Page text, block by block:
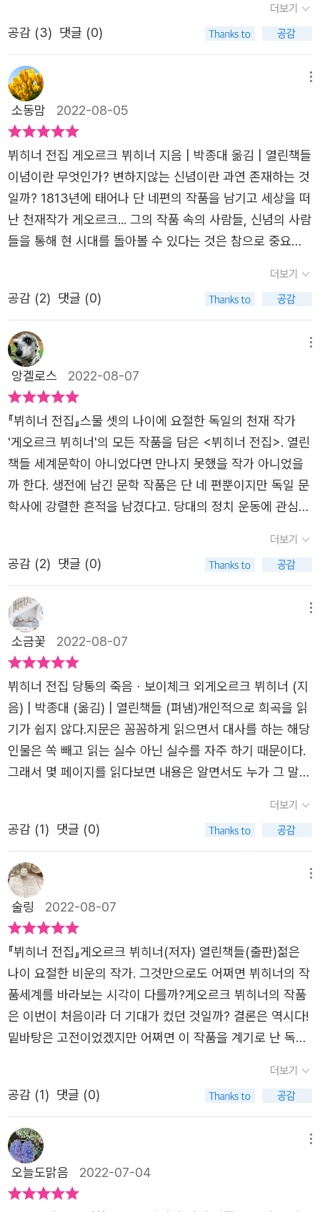
시 프랑스의 혼란스러운 정치 상황과 피폐한 시민들의 삶을
보여준다. 로베스피에르는, 공화국의 무기는 공포이고, 공
쉽고, 공포 없는 미덕은 무기력하기 마련이라는 설명을 보태
면서. 당통은 로베스피에르가 이끄는 자코뱅당이 전제 정치
와 다르지 않다고 말한다. 로베스피에르는 공포를 무기로 사
용한다는 점은 일단 인정하지만, 학살에 가까운 무력 행사를
하는 혁명 정부는 폭정에 맞서는 자유의 전제 정치라고 합당
화하면서 그 공포를 휘두르는 권리가 누구에 있는지에 따라
다르다고 반박한다. 로베스피에르는 사회가 마땅히 보호해
야 할 사람은 오직 평화로운 시민뿐이라고 주장하는데, 과연
화국에서는 공화주의자만이 시민이고, 왕당파와 외부 세력
은 적이라고 단정한다. 그 적조차 보호해야할 시민이어야만
이 혁명과 진보의 정당성을 인정받을 수 있지 않을까? 인간
성을 탄압하는 자들을 처벌하는 자는 은총이고, 그들을 용서
하는 건 야만 행위라고 부르짖으면서 본인이 야만 행위를 하
고 있음을 인정하지 않는다. 왜 사람을 더 죽여야하는지 모
르겠다는 당통의 말에 악덕은 처벌되어야 하고 미덕은 공포
로 실현되어야 한다고 답하는 로베스피에르. 공화국에서 악
덕은 도덕적.정치적 범죄라고 단언하는데 그가 말하고자하
는 악덕은 무엇인가? 실제로 낭비, 뇌물 등 도덕성에 대해
소문이 무성했던 당통과 사리사욕 없이 반듯하고 스스로가
정의이자 구원자라고 믿었던 로베스피에르의 대립은 어쩌면
당연한 결과였는지도 모르겠다. 희곡에서는 로베스피에르의
야하는 입장에서 번민하는, 인간적인 그의 모습을 담고 있
다. 또한 당통 역시 그들이 혁명을 만든 게 아니라 혁명이 그
들을 만들었다고 말하면서 도대체 인간은 왜 서로 싸워야 하
고, 끊임없이 죽이고 죽여야만 하는가에 대해 고뇌한다. 점
점 더 괴물이 되어가는 자신들에게 지쳐가면서 동시에 스스
로를 연민하는 당통의 모습은 지극히 인간적이다. 세상에는
완벽한 이념도 없고, 원인 혹은 계기가 완벽하다고 해서 결
과가 완벽하리란 보장도 없다. 로베스피에르는 당통이 죽은
후 불과 넉 달도 안 돼서 자기도 단두대에 서게 되리라는 것
을 알았을까? ㅡ [보이체크]의 등장인물은 주인공 보이체크
층민들이다. 보이체크는 미덕을 명심하겠다고 말하면서 가
난한 이들은 본능대로 살아갈 뿐이라고 대답하고 자기도 신
사라면 도덕적으로 행동하려고 할 것이라고 말한다. 하지만
현재 그는 가난하고 불쌍한 종자일 뿐이다. 당장 먹고 사는
것이 시급한 사람에게 도덕과 미덕을 따지는 대위의 말은 공
염불에 불과하다. 작가는 견습공의 말을 통해 신이 인간을
만들고, 그 인간에게 욕구를 심어주었기에 또 다른 인간들이
먹고 살 수 있는 있다고 말하면서 인간이 존재하는 이유를
의심하지 말라고 역설적으로 말하며 사회의 부조리를 통렬
히 꼬집는다. 가난과 세상으로부터의 멸시, 분노와 질투 끝
에 저지른 보이체크의 범죄에 정상 참작 따위는 없다. 대다
수의 민중이 비슷한 삶을 살고 있음에도 근본적인 잘못의 원
인을 아무도 찾아보려 하지 않으므로. ㅡ [레옹스와 레나]의
왕자 레옹스는 세상의 모든 일이 지루함에서 나온 것이라고
는 옷을 벗어버리고 자유롭게 살고 싶다는 푸념을 늘어놓는
데, 옆에서 듣고 있는 발레리오에게 이는 호강에 겨운 투정
에 지나지 않는다. 레옹스는 자기가 품은 이상적인 여인을
만나고 싶은 바람이 있다. 그러나 그 이상적인 여인상을 살
더보기
공감 (3) 댓글 (0)
소동맘 2022-08-05
뷔히너 전집 ​게오르크 뷔히너 지음 | 박종대 옮김 | 열린책들
​​이념이란 무엇인가? 변하지않는 신념이란 과연 존재하는 것
일까? 1813년에 태어나 단 네편의 작품을 남기고 세상을 떠
난 천재작가 게오르크... 그의 작품 속의 사람들, 신념의 사람
들을 통해 현 시대를 돌아볼 수 있다는 것은 참으로 중요하
딴 문학상도 있다고하니, 작가라는 것은 작품 수에 비례해서
유명해지는 것은 아닌가보다. ​게오르크의 작품 중 단연코 백
혁명의 시기를 말하는 희곡은 딩통과 로베스 피에로의 갈등
을 정면으로 보여주면서 그들의 인간적인 면에 초점을 두고
있다. 과연 혁명이란 사람들에 의해서 이뤄진 것인가? 아니
면 시대가 저절로 혁명으로 이끌어 영웅을 만드는 것인가?
딩통은 말하고 있다. 그들이 혁명을 만든 것이 아니라 혁명
이 바로 그들을 만들었다고 말이다. ​전제정치, 왕정을 끝내
는 중심에 서있던 그들은 내부적으로 갈등의 씨를 품고 있었
다. 자코뱅당의 리더인 로베스 피에르는 공포 정치만이 힘임
힘을 부여할 수 있다고 말이다. 그럼으로 그 힘을 이용해서
평화로운 시민을 지키겠다고 말한다. 그들이 말하는 평화로
운 시민이란 것이 과연 구체적으로 누구인지는 모르겠다. 아
마도 새로운 권력자로 부상한 그들의 말을 곧이 곧대로 잘
듣는 사람을 말하는 것 아닌가? 왕정파와 소수의 다른 견해
를 가진 이들을 배척하고 죽이면서 말이다. 그들에게 단두대
는 살아있는 권력이고, 사람들을 무릎 꿇게하는 또 다른 힘
이었다. ​딩통에 대해서 만이 아니라 로베스 피에르에 대해서
도 희곡은 많이 할애를 하고 있는데, 그의 인간적인 면이 부
각되는 점은 새삼 놀라웠다. 역사시간에 배운 로베스 피에르
는 그야말로 피도 눈물도 없는 잔인한 (우리나라 역사로 치
면 연산군같은 이미지) 사람이었으니 말이다. ​또 다른 글 [보
이체크]에서는 가장 밑바당의 계층이 나온다. 사회로 부터
람들... 게오르크는 이렇게 계급과 민중, 가난에 대해 말하고
이야기하는 작가이자 혁명가였다. ​그의 글에서 가장 인상적
인 대목은 각자의 방식으로 어리석음을 즐긴다는 말이었다.
우리 모두가 어리석은 자이고, 자유의지를 통해 희망을 얻
고, 결국은 그 어리석음을 즐길 수 밖에 없다는 말... 얼마전
장애인들이 지하철을 점검하는 시위를 우리 모두는 기억한
다. 지하철을 이용하는 일부 시민들은 그들을 원망했고, 장
애인들은 스스로의 이동권을 주장하면서 힘없는 시위를 해
나갔다. 왜 이런 일이 반복될까... 사람들은 똑똑한 자폐인 우
영우에 대해서는 열광하면서 왜 다른 장애에 대해서는 편견
고 힘을 보태주지는 못할 망정 스스로의 불편만을 부당하게
생각한단 말인가? 사실 장애인들의 투쟁은 그동안 소극적인
정부를 향한 자신들의 권리 주장이었지만 어느덧 을과 을의
대립으로 언론들은 기사를 토해냈다. 본질은 가려지고 어리
석음만 남았다. ​시대를 앞선 천재 라는 수식어가 붙은 뷔히
너의 글들은 오늘날에도 역시 유효하다. 프랑스 혁명이 성공
했지만 왕정을 대신하는 다른 지배층이 여전히 존재하고, 지
더보기
공감 (2) 댓글 (0)
앙겔로스 2022-08-07
『뷔히너 전집』​​​​​스물 셋의 나이에 요절한 독일의 천재 작가
'게오르크 뷔히너'의 모든 작품을 담은 <뷔히너 전집>. 열린
책들 세계문학이 아니었다면 만나지 못했을 작가 아니었을
까 한다. 생전에 남긴 문학 작품은 단 네 편뿐이지만 독일 문
학사에 강렬한 흔적을 남겼다고. 당대의 정치 운동에 관심이
팸플릿 '헤센 지방의 전령'을 작성, 배포해 농민들에게 지배
계급의 억압에 저항할 것을 호소하기도 했다고 한다. 그래서
집>에는 당통의 죽음, 보이체크, 레옹스와 레나 3편의 희곡
과 단편 렌츠를 만날 수 있다. 그리고 '헤센 지방의 전령'과
강연록 '뇌신경에 관한 시범 강연'도 만나볼 수 있다. 희곡을
읽는 묘미는 머릿속에 연극무대가 펼쳐진다는 점이다. 등장
인물이 많아 정신없긴 했지만 희곡을 읽는 내내 이들의 움직
임이 함께 그려져 읽는 재미를 더했다.​프랑스 혁명이 배경인
'당통의 죽음'은 1835년 1월에 쓰기 시작해 한 달 만에 끝낸
작품으로, 프랑스 대혁명 마지막 당통과 로베스피에르이 대
하기까지의 이야기를 담고 있다. 당통은 왕정을 무너뜨린 후
혁명 재판소를 설치해 혁명의 적들을 처단한 과격분자로 시
간이 갈수록 무고한 사람들이 희생회는 혁명의 모순 앞에 괴
로워한다. '혁명'은 과연 누구를 위한 것이고, 무엇을 위한 것
인지 고민하게 된다. 실제 존재했던 인물과 사건을 다루고
있어 더 사실감이 느껴지는 이야기였다.​미완성 희곡인 '보이
체크'는 실존인물이라고 한다. 1780년 라이프치히에서 가발
장이의 아들로 태어난 요한 크리스티안 보이체크가 주인공
인 희곡이다. 보이체크는 대위의 이발사로 일하지만 아내 마
리와 아들을 책임지기에는 수입이 부족하다. 그래서 그는 3
개월 이상 완두콩만 먹고, 매일 소변 검사를 받는 박사의 실
험 대상이 된다.(역자 해설을 통해 알게 된 내용이다. 희곡을
읽으며 왜 그가 의사를 만나나 했는데 치료 목적이 아닌 실
내 마리, 그는 마리를 살해하고 마는데.. 실제 있었던 일이라
더 사실감 있게 느껴진다.​무료함에 찌든 왕자의 도망기를 담
고 있는 '레옹스와 레나', 실존 인물이 주인공인 단편 소설
'렌츠'. 렌츠는 뷔히너가 붙인 제목이 아니라고 한다. 렌츠는
개신교 목사의 아들로 태어나 모스크바 빈민굴에서 초라한
더보기
공감 (2) 댓글 (0)
소금꽃 2022-08-07
뷔히너 전집 당통의 죽음ㆍ보이체크 외게오르크 뷔히너 (지
음) | 박종대 (옮김) | 열린책들 (펴냄)개인적으로 희곡을 읽
기가 쉽지 않다.지문은 꼼꼼하게 읽으면서 대사를 하는 해당
인물은 쏙 빼고 읽는 실수 아닌 실수를 자주 하기 때문이다.
그래서 몇 페이지를 읽다보면 내용은 알면서도 누가 그 말을
없다. 그리고 또 한가지, 평균보다 못한 상상력이다. 인물들
의 대사와 지문으로만 채워지는 희곡은 머리속으로 상황을
는 부족한 능력이다. 그러면서 영화나 드라마보다 책을 더
좋아한다는게 스스로도 의문이지만.아뭏든 그런 내가 <뷔히
너 전집>을 통해 세 편의 희곡을 만났다. 학창시절에 읽었던
셰익스피어의 4대 비극과 몇 해전 독서모임에서 읽었던 리
어왕과 멕베스에 이어 읽게 된 몇 안되는 희곡이다. 힘들거
라는 예상과 달리 많은 부분을 공감하고 이해하며 읽었다. 2
3세의 나이로 요절했다는 게오르크 뷔히너는 시대를 앞서간
천재라는 수식어가 부족하지 않았다.<당통의 죽음>에서는
미덕을 실행해야 한다는 로베스피에르와 이러한 과격함에
혁명의 모순을 깨닫고 자포자기적 향락에 빠진 당통의 길등
을 보며 그리 오래되지 않은 우리의 정치 초기가 오버랩 되
었다면 너무 멀리 간걸까?타인을 단두대의 제물로 삼은 자
와 스스로 단두대에 선 자. 최고 권력자가 되고 싶었던 자와
임시정부의 문지기가 되고 싶었던 김구 선생.일제의 치하를
벗어나기 위해 온몸을 던졌던 독립운동가들은 해방 후 이념
더보기
공감 (1) 댓글 (0)
술링 2022-08-07
『뷔히너 전집』게오르크 뷔히너(저자) 열린책들(출판)​​젊은
나이 요절한 비운의 작가. 그것만으로도 어쩌면 뷔히너의 작
품세계를 바라보는 시각이 다를까?게오르크 뷔히너의 작품
은 이번이 처음이라 더 기대가 컸던 것일까? 결론은 역시다!
밑바탕은 고전이었겠지만 어쩌면 이 작품을 계기로 난 독일
이야기 당통의 죽음! 서로가 서로를 잘 안다고 생각한다면
정말 그럴까? 아니면 나만의 착각일까? 상대방의 목소리는
나의 관! 에로와 부인 그 외 몇 명이 테이블에서 카드놀이를
하고 있으면서 나누는 대화들이 꽤나 심오 있게 다가온다.
프랑스 대혁명을 배경으로 이상적인 국가 건설을 위해 치열
하게 살아가고 있는 혁명가들 그들의 이야기 당통의 죽음!
더보기
공감 (1) 댓글 (0)
오늘도맑음 2022-07-04